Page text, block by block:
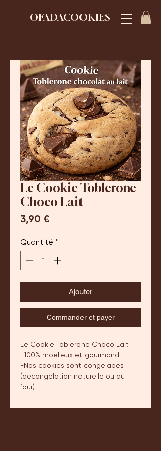
OFADACOOKIES
Le Cookie Toblerone
Choco Lait
3,90 €
Quantité *
Ajouter
Commander et payer
Le Cookie Toblerone Choco Lait
-100% moelleux et gourmand
-Nos cookies sont congelabes
(decongelation naturelle ou au
four)